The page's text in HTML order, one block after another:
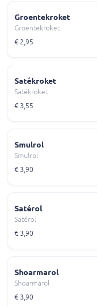
Groentekroket
Groentekroket
€ 2,95
Satékroket
Satékroket
€ 3,55
Smulrol
Smulrol
€ 3,90
Satérol
Satérol
€ 3,90
Shoarmarol
Shoarmarol
€ 3,90